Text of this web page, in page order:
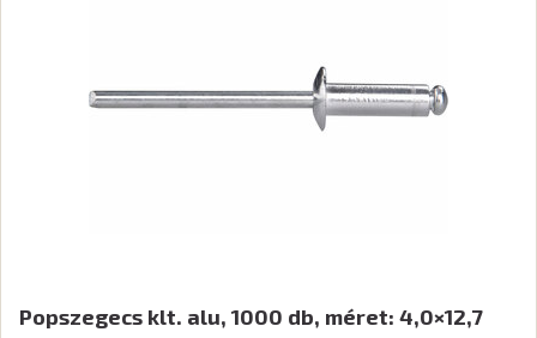
Popszegecs klt. alu, 1000 db, méret: 4,0×12,7